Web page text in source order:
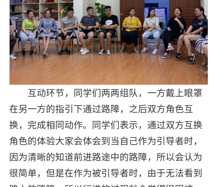
互动环节，同学们两两组队，一方戴上眼罩
在另一方的指引下通过路障，之后双方角色互
换，完成相同动作。同学们表示，通过双方互换
角色的体验大家会体会到当自己作为引导者时，
因为清晰的知道前进路途中的路障，所以会认为
很简单，但是在作为被引导者时，由于无法看到